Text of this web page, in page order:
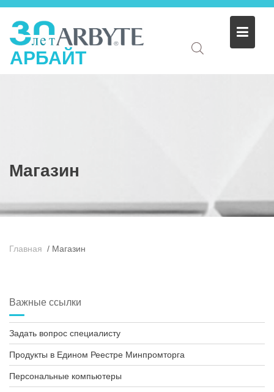
АРБАЙТ
Магазин
Главная / Магазин
Важные ссылки
Задать вопрос специалисту
Продукты в Едином Реестре Минпромторга
Персональные компьютеры